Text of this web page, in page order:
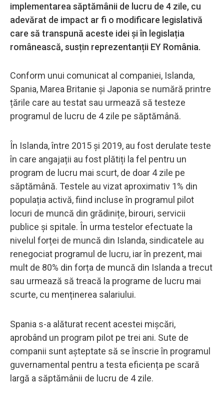
implementarea săptămânii de lucru de 4 zile, cu
adevărat de impact ar fi o modificare legislativă
care să transpună aceste idei și în legislația
românească, susțin reprezentanții EY România.
Conform unui comunicat al companiei, Islanda,
Spania, Marea Britanie și Japonia se numără printre
țările care au testat sau urmează să testeze
programul de lucru de 4 zile pe săptămână.
În Islanda, între 2015 și 2019, au fost derulate teste
în care angajații au fost plătiți la fel pentru un
program de lucru mai scurt, de doar 4 zile pe
săptămână. Testele au vizat aproximativ 1% din
populația activă, fiind incluse în programul pilot
locuri de muncă din grădinițe, birouri, servicii
publice și spitale. În urma testelor efectuate la
nivelul forței de muncă din Islanda, sindicatele au
renegociat programul de lucru, iar în prezent, mai
mult de 80% din forța de muncă din Islanda a trecut
sau urmează să treacă la programe de lucru mai
scurte, cu menținerea salariului.
Spania s-a alăturat recent acestei mișcări,
aprobând un program pilot pe trei ani. Sute de
companii sunt așteptate să se înscrie în programul
guvernamental pentru a testa eficiența pe scară
largă a săptămânii de lucru de 4 zile.